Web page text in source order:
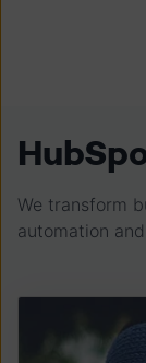
We transform
automation